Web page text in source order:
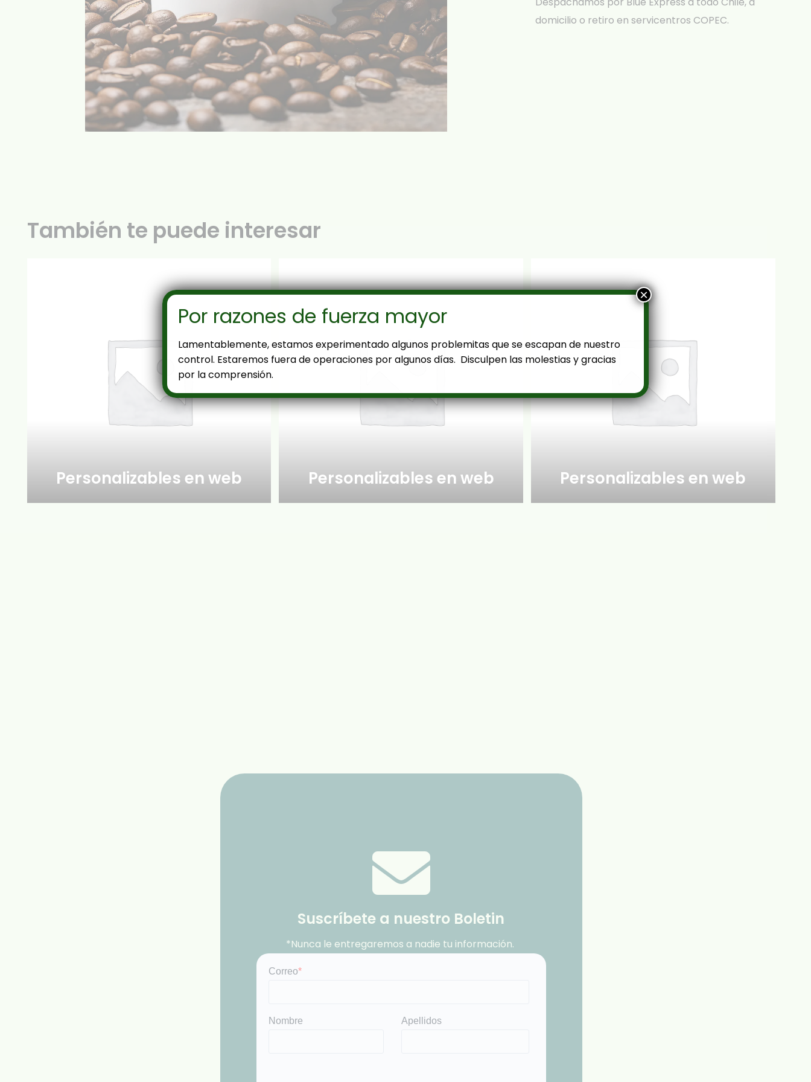
domicilio o retiro en servicentros COPEC.
También te puede interesar
Personalizables en web Personalizables en web Personalizables en web
Suscríbete a nuestro Boletin
*Nunca le entregaremos a nadie tu información.
Por razones de fuerza mayor
Lamentablemente, estamos experimentado algunos problemitas que se escapan de nuestro
control. Estaremos fuera de operaciones por algunos días. Disculpen las molestias y gracias
por la comprensión.
×